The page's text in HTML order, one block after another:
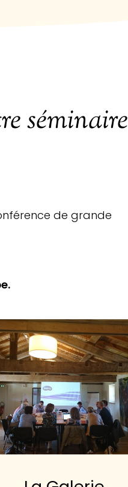
séminaire
de grande